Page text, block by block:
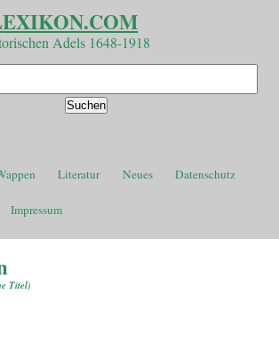
Adels 1648-1918
Literatur Neues Datenschutz
Impressum
Titel)